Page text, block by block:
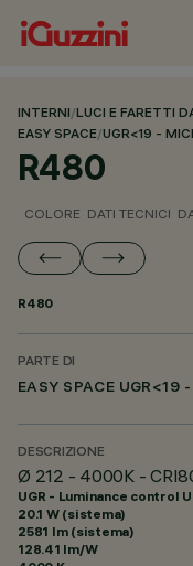
INTERNI/LUCI E FARETTI
EASY SPACE/UGR<19 -
R480
COLORE DATI TECNICI
R480
PARTE DI
EASY SPACE UGR<19
DESCRIZIONE
Ø 212 - 4000K -
UGR - Luminance control
20.1 W (sistema)
2581 lm (sistema)
128.41 lm/W